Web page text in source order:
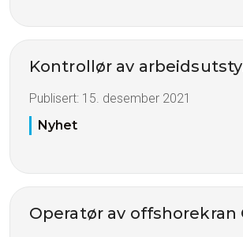
Kontrollør av
Publisert: 15. desember 2021
Nyhet
Operatør av offshorekran